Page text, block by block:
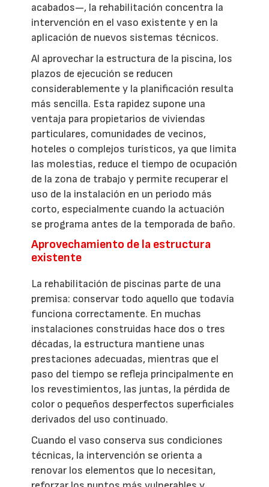
acabados—, la rehabilitación concentra la
intervención en el vaso existente y en la
aplicación de nuevos sistemas técnicos.
Al aprovechar la estructura de la piscina, los
plazos de ejecución se reducen
considerablemente y la planificación resulta
más sencilla. Esta rapidez supone una
ventaja para propietarios de viviendas
particulares, comunidades de vecinos,
hoteles o complejos turísticos, ya que limita
las molestias, reduce el tiempo de ocupación
de la zona de trabajo y permite recuperar el
uso de la instalación en un periodo más
corto, especialmente cuando la actuación
se programa antes de la temporada de baño.
Aprovechamiento de la estructura
existente
La rehabilitación de piscinas parte de una
premisa: conservar todo aquello que todavía
funciona correctamente. En muchas
instalaciones construidas hace dos o tres
décadas, la estructura mantiene unas
prestaciones adecuadas, mientras que el
paso del tiempo se refleja principalmente en
los revestimientos, las juntas, la pérdida de
color o pequeños desperfectos superficiales
derivados del uso continuado.
Cuando el vaso conserva sus condiciones
técnicas, la intervención se orienta a
renovar los elementos que lo necesitan,